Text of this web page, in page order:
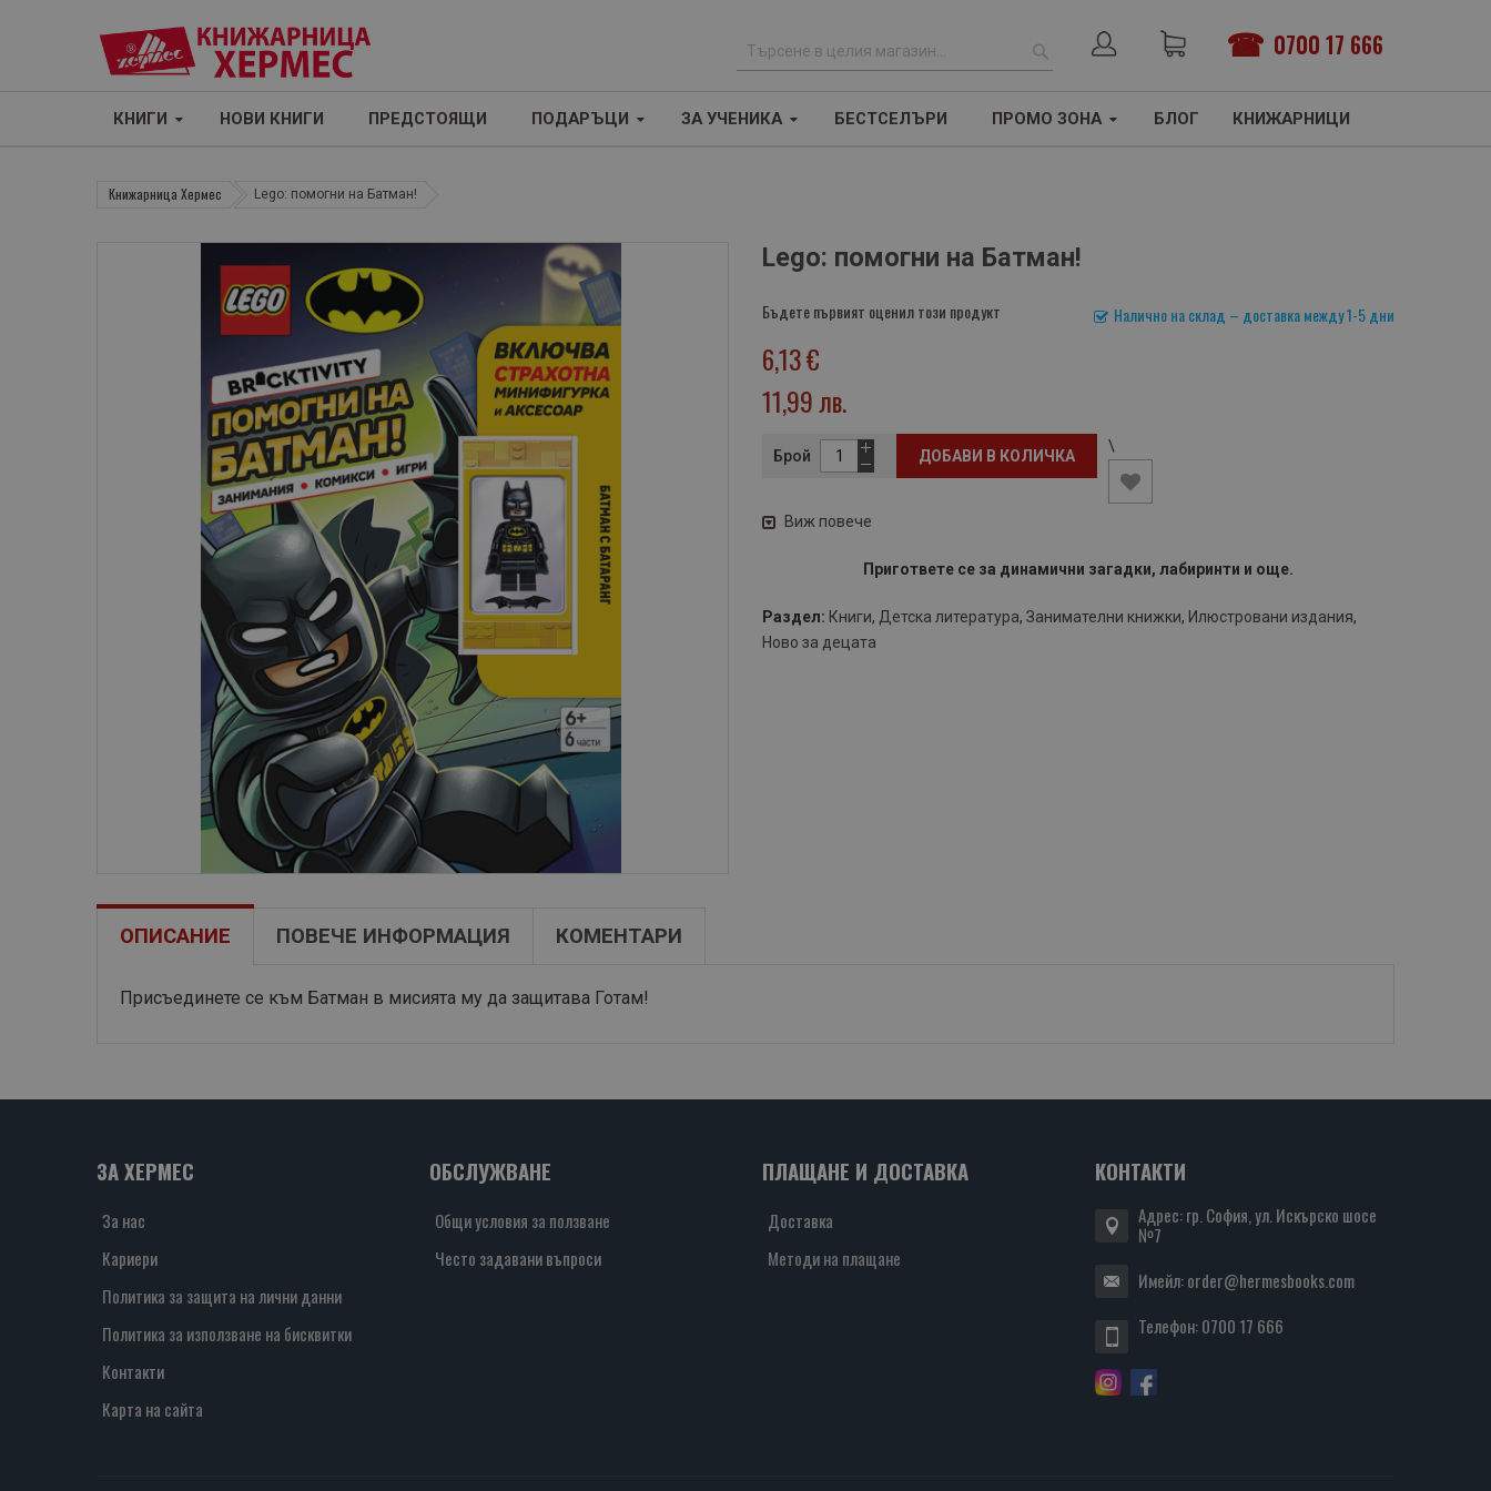
0700 17 666
р
ТЪРСЕНЕ
КНИГИ НОВИ КНИГИ ПРЕДСТОЯЩИ ПОДАРЪЦИ ЗА УЧЕНИКА БЕСТСЕЛЪРИ ПРОМО ЗОНА БЛОГ КНИЖАРНИЦИ
Книжарница Хермес Lego: помогни на Батман!
Lego: помогни на Батман!
Налично на склад – доставка между 1-5 дни
Бъдете първият оценил този продукт
6,13 €
11,99 лв.
Брой ДОБАВИ В КОЛИЧКА
\
Виж повече
Пригответе се за динамични загадки, лабиринти и още.
Раздел: Книги, Детска литература, Занимателни книжки, Илюстровани издания,
Ново за децата
ОПИСАНИЕ ПОВЕЧЕ ИНФОРМАЦИЯ КОМЕНТАРИ
Присъединете се към Батман в мисията му да защитава Готам!
ЗА ХЕРМЕС
За нас
Кариери
Политика за защита на лични данни
Политика за използване на бисквитки
Контакти
Карта на сайта
ОБСЛУЖВАНЕ
Общи условия за ползване
Често задавани въпроси
ПЛАЩАНЕ И ДОСТАВКА
Доставка
Методи на плащане
КОНТАКТИ
Адрес: гр. София, ул. Искърско шосе
№7
Имейл:order@hermesbooks.com
Телефон:0700 17 666